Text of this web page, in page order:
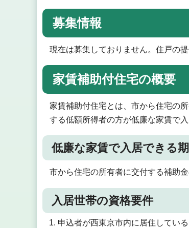
募集情報
現在は募集しておりません。住戸の
家賃補助付住宅の概要
家賃補助付住宅とは、市から住宅の
する低額所得者の方が低廉な家賃で
低廉な家賃で入居できる
市から住宅の所有者に交付する補助
入居世帯の資格要件
申込者が西東京市内に居住している